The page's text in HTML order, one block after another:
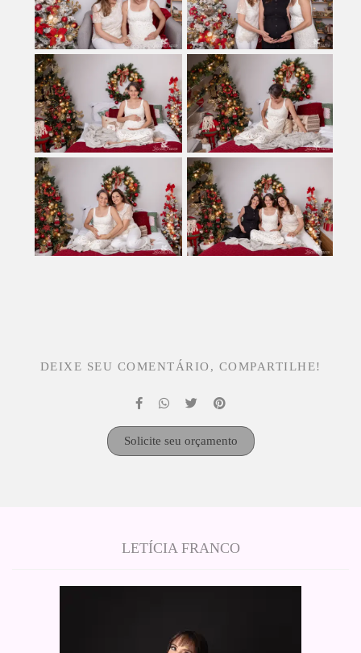
DEIXE SEU COMENTÁRIO, COMPARTILHE!
Solicite seu orçamento
LETÍCIA FRANCO